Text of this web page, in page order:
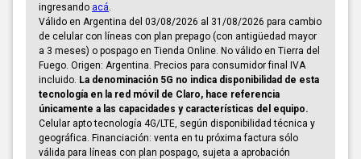
ingresando acá
Válido en Argentina del 03/08/2026 al 31/08/2026 para cambio
de celular con líneas con plan prepago (con antigüedad mayor
a 3 meses) o pospago en Tienda Online. No válido en Tierra del
Fuego. Origen: Argentina. Precios para consumidor final IVA
incluido. La denominación 5G no indica disponibilidad de esta
tecnología en la red móvil de Claro, hace referencia
únicamente a las capacidades y características del equipo.
Celular apto tecnología 4G/LTE, según disponibilidad técnica y
geográfica. Financiación: venta en tu próxima factura sólo
válida para líneas con plan pospago, sujeta a aprobación